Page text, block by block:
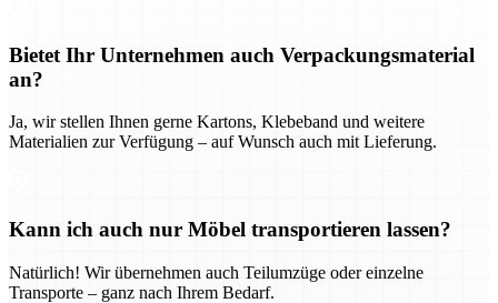
Bietet Ihr Unternehmen auch Verpackungsmaterial
an?
Ja, wir stellen Ihnen gerne Kartons, Klebeband und weitere
Materialien zur Verfügung – auf Wunsch auch mit Lieferung.
Kann ich auch nur Möbel transportieren lassen?
Natürlich! Wir übernehmen auch Teilumzüge oder einzelne
Transporte – ganz nach Ihrem Bedarf.